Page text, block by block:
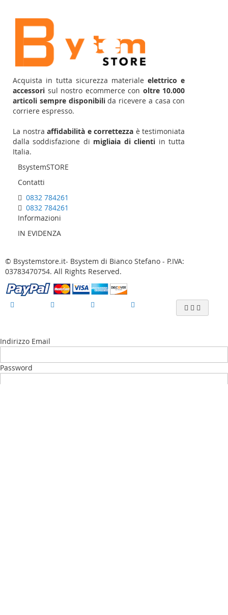
Acquista in tutta sicurezza materialeelettrico e
accessori sul nostro ecommerce con oltre 10.000
articoli sempre disponibilida ricevere a casa con
corriere espresso.
La nostraaffidabilità e correttezza è testimoniata
dalla soddisfazione di migliaia di clienti in tutta
Italia.
BsystemSTORE
Contatti
0832 784261
0832 784261
Informazioni
IN EVIDENZA
© Bsystemstore.it- Bsystem di Bianco Stefano - P.IVA:
03783470754. All Rights Reserved.
Indirizzo Email
Password